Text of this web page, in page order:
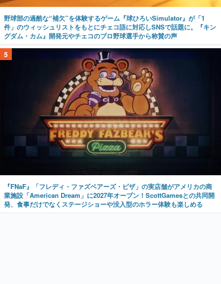
野球部の過酷な“補欠”を体験するゲーム『球ひろいSimulator』が「1
件」のウィッシュリストをもとにチェコ語に対応しSNSで話題に。『キン
グダム・カム』開発元やチェコのプロ野球選手から称賛の声
5
『FNaF』「フレディ・ファズベアーズ・ピザ」の実店舗がアメリカの商
業施設「American Dream」に2027年オープン！ScottGamesとの共同開
発、食事だけでなくステージショーや没入型のホラー体験も楽しめる